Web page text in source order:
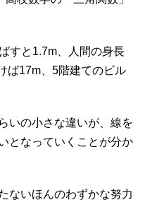
すと1.7m、人間の身長
ば17m、5階建てのビル
いの小さな違いが、線を
となっていくことが分か
ないほんのわずかな努力